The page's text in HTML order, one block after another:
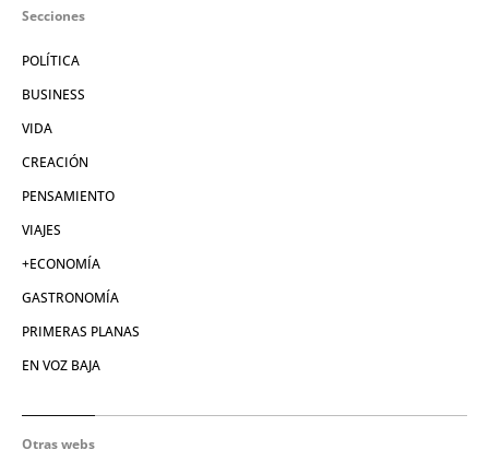
Secciones
POLÍTICA
BUSINESS
VIDA
CREACIÓN
PENSAMIENTO
VIAJES
+ECONOMÍA
GASTRONOMÍA
PRIMERAS PLANAS
EN VOZ BAJA
Otras webs